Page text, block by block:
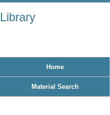
Library
Home
Material Search